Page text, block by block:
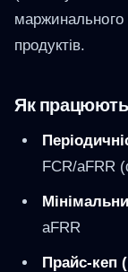
маржинального
продуктів.
Як працюють
FCR/aFRR
aFRR
Прайс-кеп